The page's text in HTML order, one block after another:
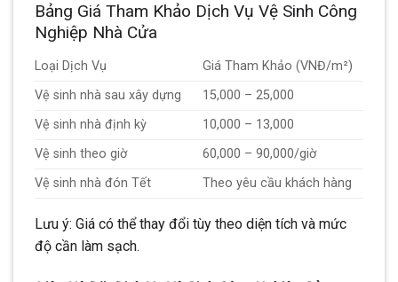
Bảng Giá Tham Khảo Dịch Vụ Vệ Sinh Công
Nghiệp Nhà Cửa
Loại Dịch Vụ
Giá Tham Khảo (VNĐ/m²)
Vệ sinh nhà sau xây dựng
15,000 – 25,000
Vệ sinh nhà định kỳ
10,000 – 13,000
Vệ sinh theo giờ
60,000 – 90,000/giờ
Vệ sinh nhà đón Tết
Theo yêu cầu khách hàng
Lưu ý: Giá có thể thay đổi tùy theo diện tích và mức
độ cần làm sạch.